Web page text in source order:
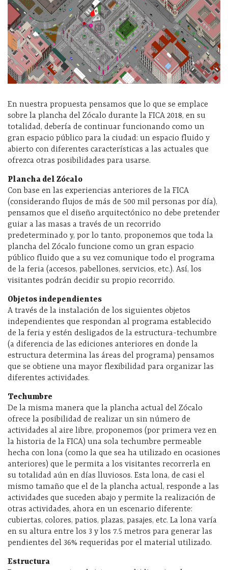
En nuestra propuesta pensamos que lo que se emplace
sobre la plancha del Zócalo durante la FICA 2018, en su
totalidad, debería de continuar funcionando como un
gran espacio público para la ciudad: un espacio fluido y
abierto con diferentes características a las actuales que
ofrezca otras posibilidades para usarse.
Plancha del Zócalo
Con base en las experiencias anteriores de la FICA
(considerando flujos de más de 500 mil personas por día),
pensamos que el diseño arquitectónico no debe pretender
guiar a las masas a través de un recorrido
predeterminado y, por lo tanto, proponemos que toda la
plancha del Zócalo funcione como un gran espacio
público fluido que a su vez comunique todo el programa
de la feria (accesos, pabellones, servicios, etc.). Así, los
visitantes podrán decidir su propio recorrido.
Objetos independientes
A través de la instalación de los siguientes objetos
independientes que respondan al programa establecido
de la feria y estén desligados de la estructura-techumbre
(a diferencia de las ediciones anteriores en donde la
estructura determina las áreas del programa) pensamos
que se obtiene una mayor flexibilidad para organizar las
diferentes actividades.
Techumbre
De la misma manera que la plancha actual del Zócalo
ofrece la posibilidad de realizar un sin número de
actividades al aire libre, proponemos (por primera vez en
la historia de la FICA) una sola techumbre permeable
hecha con lona (como la que sea ha utilizado en ocasiones
anteriores) que le permita a los visitantes recorrerla en
su totalidad aún en días lluviosos. Esta lona, de casi el
mismo tamaño que el de la plancha actual, responde a las
actividades que suceden abajo y permite la realización de
otras actividades, ahora en un escenario diferente:
cubiertas, colores, patios, plazas, pasajes, etc. La lona varía
en su altura entre los 3 y los 7.5 metros para generar las
pendientes del 36% requeridas por el material utilizado.
Estructura